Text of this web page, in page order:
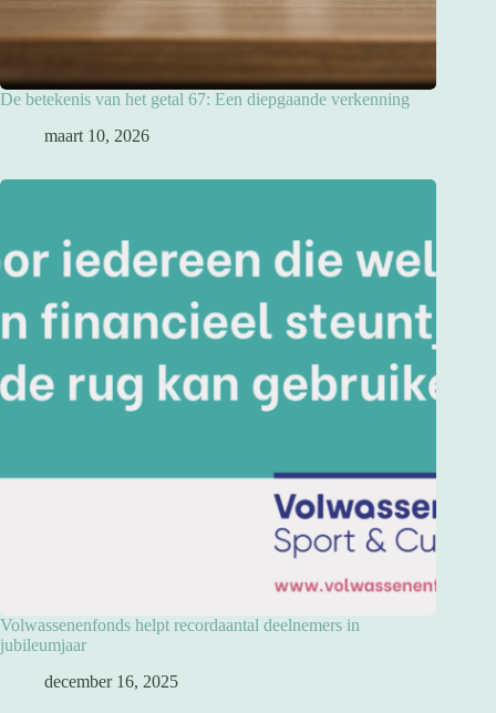
De betekenis van het getal 67: Een diepgaande verkenning
maart 10, 2026
Volwassenenfonds helpt recordaantal deelnemers in
jubileumjaar
december 16, 2025